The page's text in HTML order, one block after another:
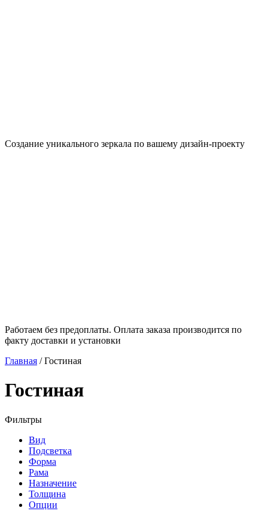
Создание уникального зеркала по вашему дизайн-проекту
Работаем без предоплаты. Оплата заказа производится по
факту доставки и установки
Главная /Гостиная
Гостиная
Фильтры
Вид
Подсветка
Форма
Рама
Назначение
Толщина
Опции